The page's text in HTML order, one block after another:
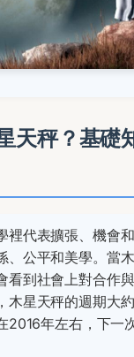
天秤？基礎
裡代表擴張、機會
、公平和美學。當
看到社會上對合作
木星天秤的週期大
2016年左右，下一